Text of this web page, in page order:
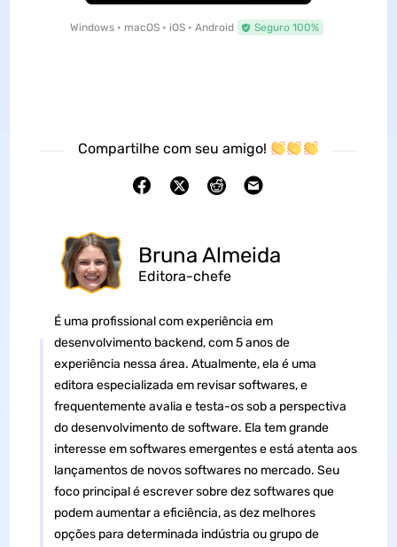
Windows • macOS • iOS • Android Seguro 100%
Compartilhe com seu amigo!
Bruna Almeida
Editora-chefe
É uma profissional com experiência em
desenvolvimento backend, com 5 anos de
experiência nessa área. Atualmente, ela é uma
editora especializada em revisar softwares, e
frequentemente avalia e testa-os sob a perspectiva
do desenvolvimento de software. Ela tem grande
interesse em softwares emergentes e está atenta aos
lançamentos de novos softwares no mercado. Seu
foco principal é escrever sobre dez softwares que
podem aumentar a eficiência, as dez melhores
opções para determinada indústria ou grupo de